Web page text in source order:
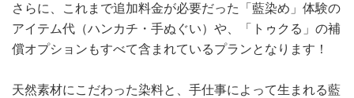
さらに、これまで追加料金が必要だった「藍染め」体験の
アイテム代（ハンカチ・手ぬぐい）や、「トゥクる」の補
償オプションもすべて含まれているプランとなります！
天然素材にこだわった染料と、手仕事によって生まれる藍